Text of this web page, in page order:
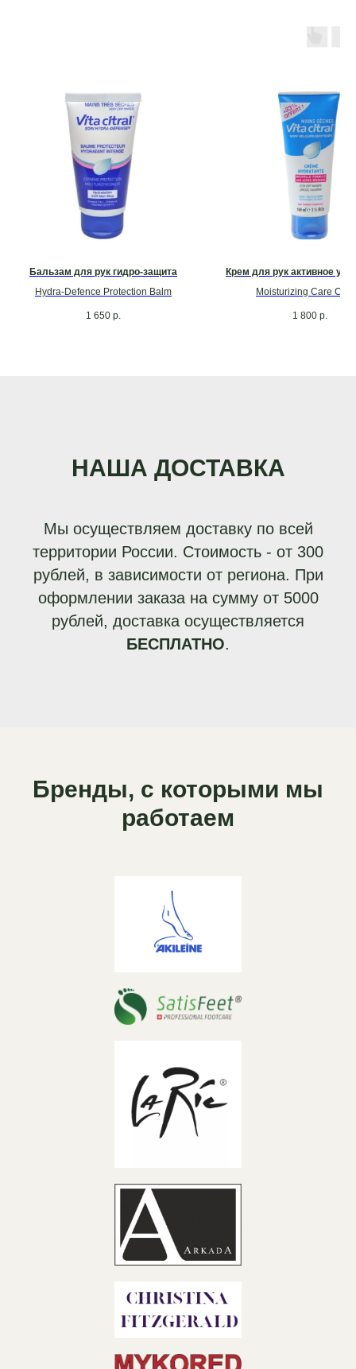
Бальзам для рук гидро-защита
Hydra-Defence Protection Balm
1 650 р.
Крем для рук активное
Moisturizing Care
1 800 р.
НАША ДОСТАВКА
Мы осуществляем доставку по всей
территории России. Стоимость - от 300
рублей, в зависимости от региона. При
оформлении заказа на сумму от 5000
рублей, доставка осуществляется
БЕСПЛАТНО.
Бренды, с которыми мы
работаем